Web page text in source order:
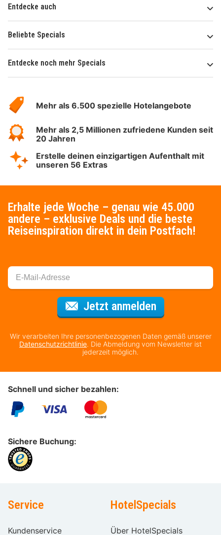
Entdecke auch
Beliebte Specials
Entdecke noch mehr Specials
Hotelspecials
Mehr als 6.500 spezielle Hotelangebote
Mehr als 2,5 Millionen zufriedene Kunden seit
20 Jahren
Erstelle deinen einzigartigen Aufenthalt mit
unseren 56 Extras
Erhalte jede Woche – genau wie 45.000
andere – exklusive Deals und die beste
Reiseinspiration direkt in dein Postfach!
Jetzt anmeldenFür den
Wir verarbeiten Ihre personenbezogenen Daten gemäß unserer
Datenschutzrichtlinie. Die Abmeldung vom Newsletter ist
jederzeit möglich.
Schnell und sicher bezahlen:
Sichere Buchung:
Service
Kundenservice
HotelSpecials
Über HotelSpecials